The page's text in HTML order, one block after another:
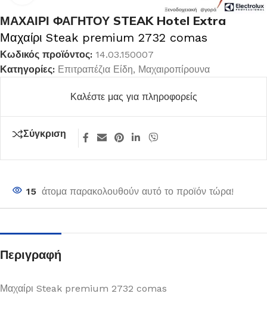
ΜΑΧΑΙΡΙ ΦΑΓΗΤΟΥ STEAK Hotel Extra
Μαχαίρι Steak premium 2732 comas
Κωδικός προϊόντος: 14.03.150007
Κατηγορίες: Επιτραπέζια Είδη, Μαχαιροπίρουνα
Καλέστε μας για πληροφορείς
Σύγκριση
15 άτομα παρακολουθούν αυτό το προϊόν τώρα!
Περιγραφή
Μαχαίρι Steak premium 2732 comas